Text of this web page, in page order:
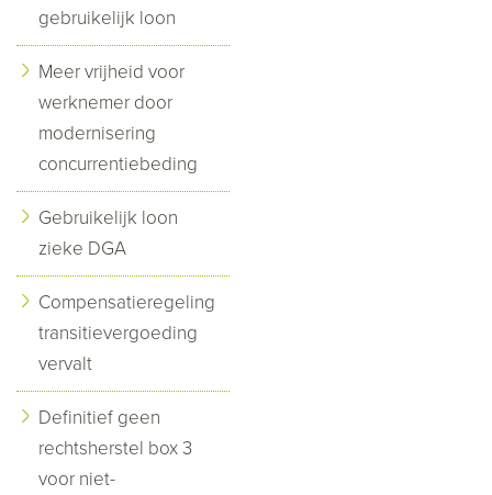
gebruikelijk loon
Meer vrijheid voor
werknemer door
modernisering
concurrentiebeding
Gebruikelijk loon
zieke DGA
Compensatieregeling
transitievergoeding
vervalt
Definitief geen
rechtsherstel box 3
voor niet-